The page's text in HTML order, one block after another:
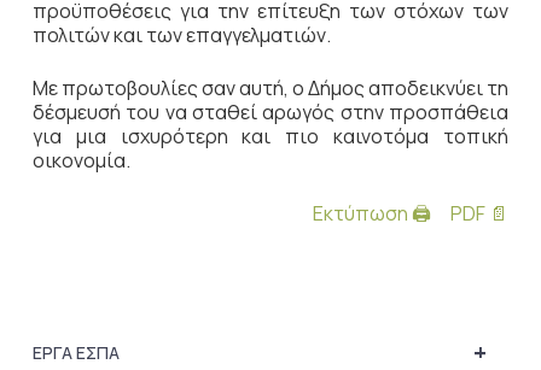
προϋποθέσεις για την επίτευξη των στόχων των
πολιτών και των επαγγελματιών.
Με πρωτοβουλίες σαν αυτή, ο Δήμος αποδεικνύει τη
δέσμευσή του να σταθεί αρωγός στην προσπάθεια
για μια ισχυρότερη και πιο καινοτόμα τοπική
οικονομία.
Εκτύπωση 🖨
PDF 📄
+
ΕΡΓΑ ΕΣΠΑ